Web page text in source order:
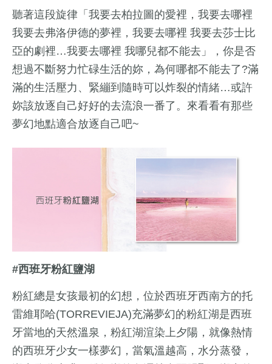
聽著這段旋律「我要去柏拉圖的愛裡，我要去哪裡
我要去弗洛伊德的夢裡，我要去哪裡 我要去莎士比
亞的劇裡…我要去哪裡 我哪兒都不能去」，你是否
想過不斷努力忙碌生活的妳，為何哪都不能去了?滿
滿的生活壓力、緊繃到隨時可以炸裂的情緒…或許
妳該放逐自己好好的去流浪一番了。來看看有那些
夢幻地點適合放逐自己吧~
#西班牙粉紅鹽湖
粉紅總是女孩最初的幻想，位於西班牙西南方的托
雷維耶哈(TORREVIEJA)充滿夢幻的粉紅湖是西班
牙當地的天然溫泉，粉紅湖渲染上夕陽，就像熱情
的西班牙少女一樣夢幻，當氣溫越高，水分蒸發，